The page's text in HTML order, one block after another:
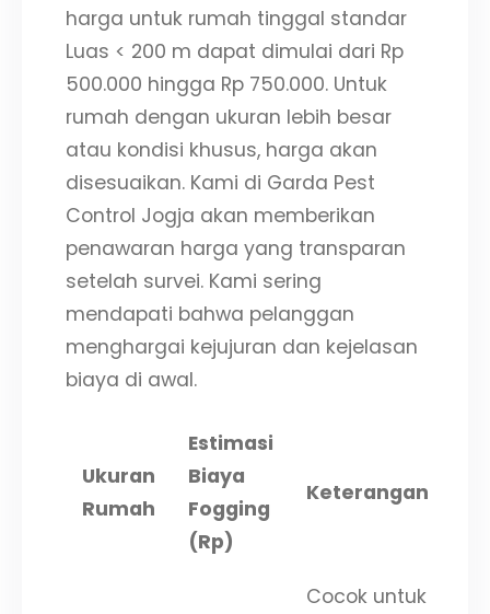
harga untuk rumah tinggal standar
Luas < 200 m dapat dimulai dari Rp
500.000 hingga Rp 750.000. Untuk
rumah dengan ukuran lebih besar
atau kondisi khusus, harga akan
disesuaikan. Kami di Garda Pest
Control Jogja akan memberikan
penawaran harga yang transparan
setelah survei. Kami sering
mendapati bahwa pelanggan
menghargai kejujuran dan kejelasan
biaya di awal.
Ukuran
Rumah
Estimasi
Biaya
Fogging
(Rp)
Keterangan
Cocok untuk